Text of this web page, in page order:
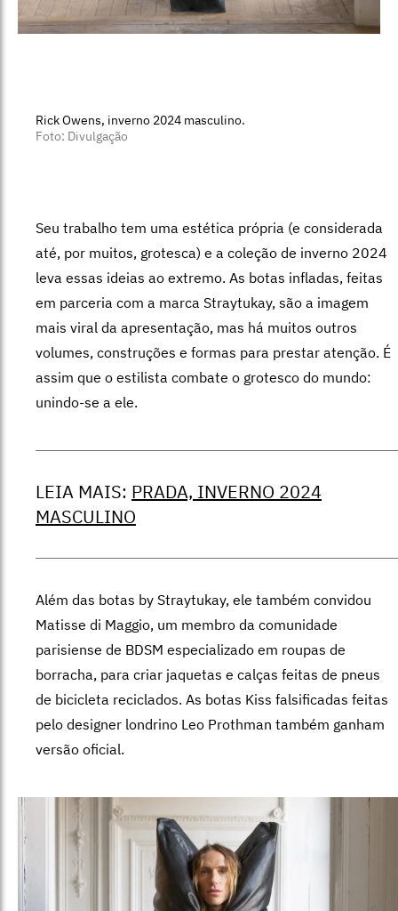
Rick Owens, inverno 2024 masculino.
Foto: Divulgação
Seu trabalho tem uma estética própria (e considerada
até, por muitos, grotesca) e a coleção de inverno 2024
leva essas ideias ao extremo. As botas infladas, feitas
em parceria com a marca Straytukay, são a imagem
mais viral da apresentação, mas há muitos outros
volumes, construções e formas para prestar atenção. É
assim que o estilista combate o grotesco do mundo:
unindo-se a ele.
LEIA MAIS: PRADA, INVERNO 2024
MASCULINO
Além das botas by Straytukay, ele também convidou
Matisse di Maggio, um membro da comunidade
parisiense de BDSM especializado em roupas de
borracha, para criar jaquetas e calças feitas de pneus
de bicicleta reciclados. As botas Kiss falsificadas feitas
pelo designer londrino Leo Prothman também ganham
versão oficial.